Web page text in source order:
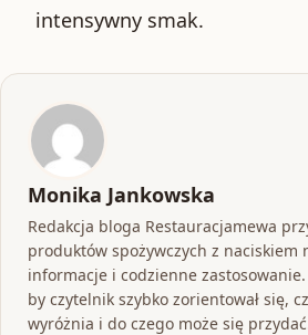
intensywny smak.
Monika Jankowska
Redakcja bloga Restauracjamewa
produktów spożywczych z naciskiem
informacje i codzienne
by czytelnik szybko zorientował się,
wyróżnia i do czego może się